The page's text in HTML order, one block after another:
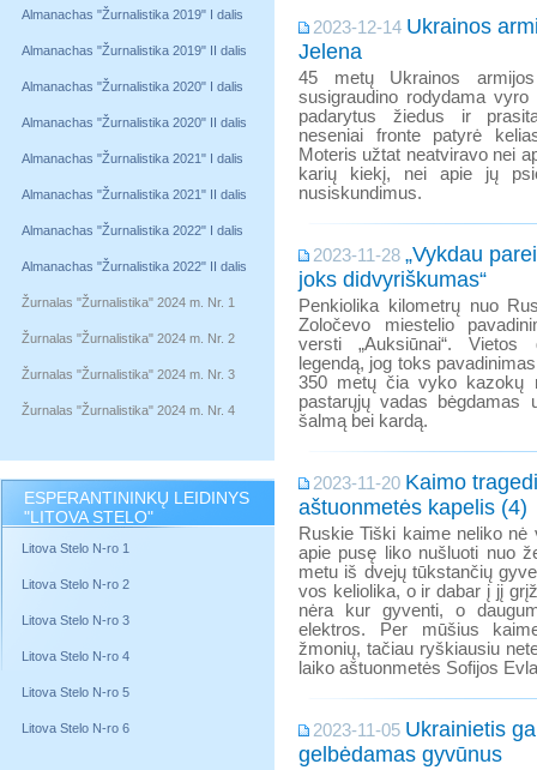
Almanachas "Žurnalistika 2019" I dalis
Almanachas "Žurnalistika 2019" II dalis
Almanachas "Žurnalistika 2020" I dalis
Almanachas "Žurnalistika 2020" II dalis
Almanachas "Žurnalistika 2021" I dalis
Almanachas "Žurnalistika 2021" II dalis
Almanachas "Žurnalistika 2022" I dalis
Almanachas "Žurnalistika 2022" II dalis
Žurnalas "Žurnalistika" 2024 m. Nr. 1
Žurnalas "Žurnalistika" 2024 m. Nr. 2
Žurnalas "Žurnalistika" 2024 m. Nr. 3
Žurnalas "Žurnalistika" 2024 m. Nr. 4
ESPERANTININKŲ LEIDINYS
"LITOVA STELO"
Litova Stelo N-ro 1
Litova Stelo N-ro 2
Litova Stelo N-ro 3
Litova Stelo N-ro 4
Litova Stelo N-ro 5
Litova Stelo N-ro 6
2023-12-14 Ukrainos
Jelena
45 metų Ukrainos
susigraudino rodydama
padarytus žiedus ir
neseniai fronte patyrė
Moteris užtat neatviravo nei
karių kiekį, nei apie jų
nusiskundimus.
2023-11-28 „Vykdau
joks didvyriškumas“
Penkiolika kilometrų nuo
Zoločevo miestelio
versti „Auksiūnai“. Vietos
legendą, jog toks
350 metų čia vyko kazokų
pastarųjų vadas bėgdamas
šalmą bei kardą.
2023-11-20 Kaimo
aštuonmetės kapelis (4)
Ruskie Tiški kaime neliko
apie pusę liko nušluoti nuo
metu iš dvejų tūkstančių
vos keliolika, o ir dabar į jį
nėra kur gyventi, o
elektros. Per mūšius
žmonių, tačiau ryškiausiu
laiko aštuonmetės Sofijos
2023-11-05 Ukrainietis
gelbėdamas gyvūnus